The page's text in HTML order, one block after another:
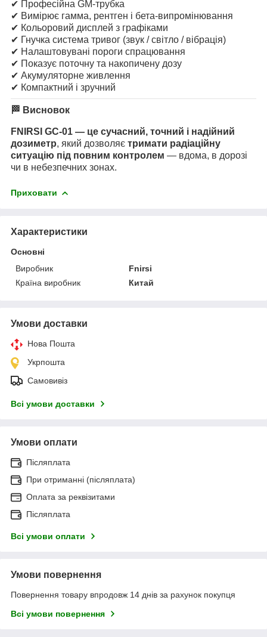
✔ Професійна GM-трубка
✔ Вимірює гамма, рентген і бета-випромінювання
✔ Кольоровий дисплей з графіками
✔ Гнучка система тривог (звук / світло / вібрація)
✔ Налаштовувані пороги спрацювання
✔ Показує поточну та накопичену дозу
✔ Акумуляторне живлення
✔ Компактний і зручний
🏁 Висновок
FNIRSI GC-01 — це сучасний, точний і надійний
дозиметр, який дозволяє тримати радіаційну
ситуацію під повним контролем — вдома, в дорозі
чи в небезпечних зонах.
Приховати
Характеристики
Основні
Виробник
Fnirsi
Країна виробник
Китай
Умови доставки
Нова Пошта
Укрпошта
Самовивіз
Всі умови доставки
Умови оплати
Післяплата
При отриманні (післяплата)
Оплата за реквізитами
Післяплата
Всі умови оплати
Умови повернення
Повернення товару впродовж 14 днів за рахунок покупця
Всі умови повернення